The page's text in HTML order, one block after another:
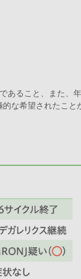
あること、また、
な希望されたこと